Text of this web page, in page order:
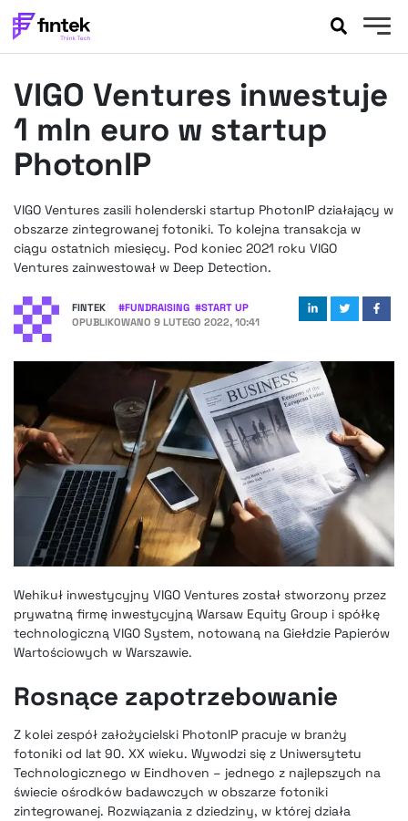
BANKOWOŚĆ
EVENTY
FELIETONY
WYWIADY
PODCASTY
FINTEKEXTRA
OKIEM EKSPERTA
VIGO Ventures inwestuje
1 mln euro w startup
PhotonIP
VIGO Ventures zasili holenderski startup PhotonIP działający w
obszarze zintegrowanej fotoniki. To kolejna transakcja w
ciągu ostatnich miesięcy. Pod koniec 2021 roku VIGO
Ventures zainwestował w Deep Detection.
FINTEK #FUNDRAISING #START UP
OPUBLIKOWANO 9 LUTEGO 2022, 10:41
Wehikuł inwestycyjny VIGO Ventures został stworzony przez
prywatną firmę inwestycyjną Warsaw Equity Group i spółkę
technologiczną VIGO System, notowaną na Giełdzie Papierów
Wartościowych w Warszawie.
Rosnące zapotrzebowanie
Z kolei zespół założycielski PhotonIP pracuje w branży
fotoniki od lat 90. XX wieku. Wywodzi się z Uniwersytetu
Technologicznego w Eindhoven – jednego z najlepszych na
świecie ośrodków badawczych w obszarze fotoniki
zintegrowanej. Rozwiązania z dziedziny, w której działa